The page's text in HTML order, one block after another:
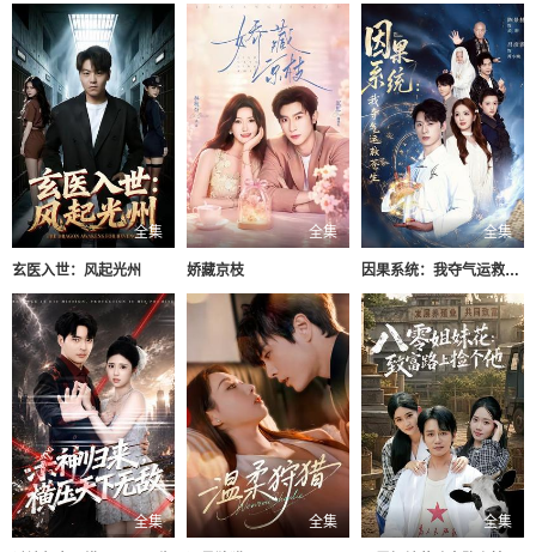
全集
玄医入世：风起光州
全集
娇藏京枝
全集
因果系统：我夺气运救苍生
全集 全集 全集